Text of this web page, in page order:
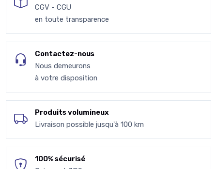
CGV - CGU
en toute transparence
Contactez-nous
Nous demeurons
à votre disposition
Produits volumineux
Livraison possible jusqu'à 100 km
100% sécurisé